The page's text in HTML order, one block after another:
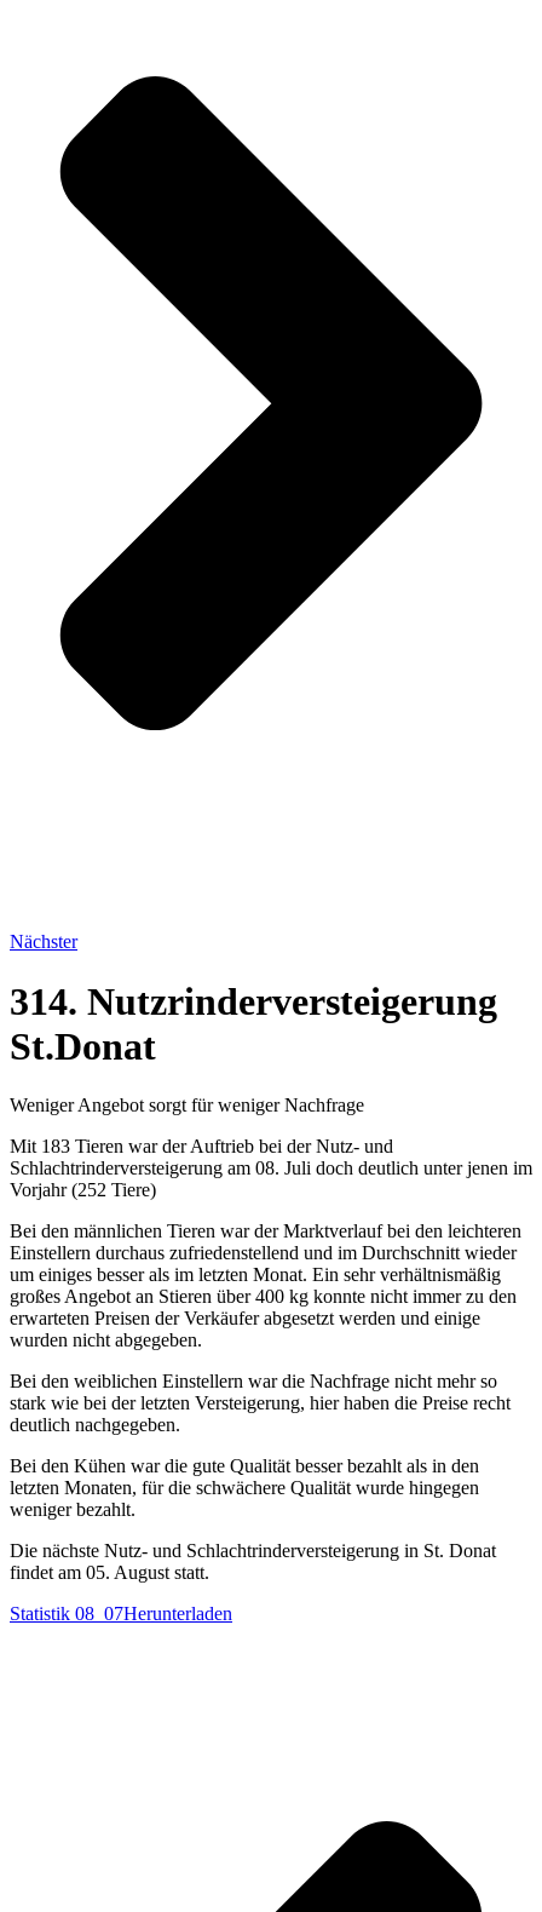
Nächster
314. Nutzrinderversteigerung
St.Donat
Weniger Angebot sorgt für weniger Nachfrage
Mit 183 Tieren war der Auftrieb bei der Nutz- und
Schlachtrinderversteigerung am 08. Juli doch deutlich unter jenen im
Vorjahr (252 Tiere)
Bei den männlichen Tieren war der Marktverlauf bei den leichteren
Einstellern durchaus zufriedenstellend und im Durchschnitt wieder
um einiges besser als im letzten Monat. Ein sehr verhältnismäßig
großes Angebot an Stieren über 400 kg konnte nicht immer zu den
erwarteten Preisen der Verkäufer abgesetzt werden und einige
wurden nicht abgegeben.
Bei den weiblichen Einstellern war die Nachfrage nicht mehr so
stark wie bei der letzten Versteigerung, hier haben die Preise recht
deutlich nachgegeben.
Bei den Kühen war die gute Qualität besser bezahlt als in den
letzten Monaten, für die schwächere Qualität wurde hingegen
weniger bezahlt.
Die nächste Nutz- und Schlachtrinderversteigerung in St. Donat
findet am 05. August statt.
Statistik 08_07Herunterladen